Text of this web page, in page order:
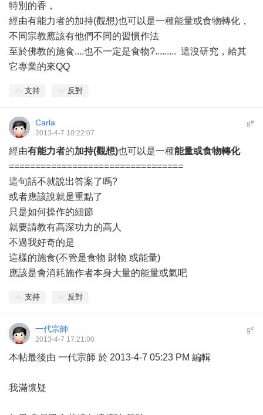
特別的香，
經由有能力者的加持(觀想)也可以是一種能量或食物轉化，
不同宗教應該有他們不同的習慣作法
至於佛教的施食....也不一定是食物?......... 這沒研究，給其
它專業的來QQ
支持 反對
8#
Carla
2013-4-7 10:22:07
經由有能力者的加持(觀想)也可以是一種能量或食物轉化
=================================
這句話不就說出答案了嗎?
或者應該說就是重點了
只是如何操作的細節
就要請教有高深功力的高人
不過我好奇的是
這樣的施食(不管是食物 財物 或能量)
應該是會消耗施作者本身大量的能量或氣吧
支持 反對
9#
一代宗師
2013-4-7 17:21:00
本帖最後由 一代宗師 於 2013-4-7 05:23 PM 編輯
我滿懷疑